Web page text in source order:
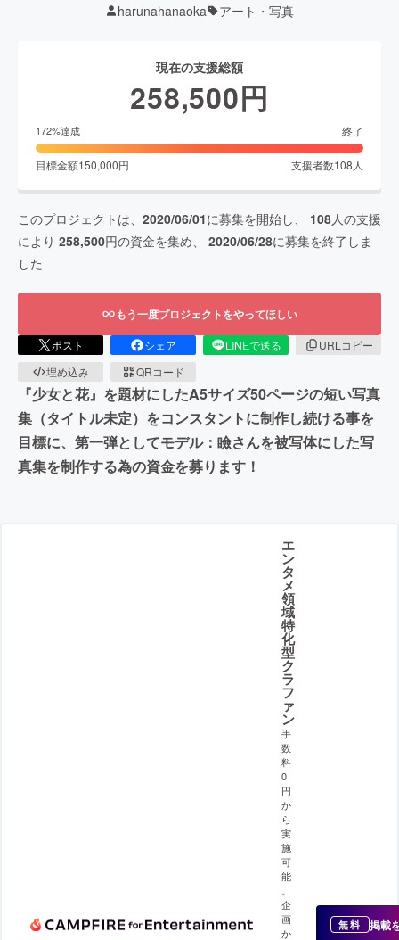
harunahanaoka アート・写真
現在の支援総額
258,500円
172%達成 終了
目標金額150,000円 支援者数108 人
このプロジェクトは、 2020/06/01に募集を開始し、 108人の支援
により 258,500円の資金を集め、 2020/06/28に募集を終了しま
した
もう一度プロジェクトをやってほしい
ポスト シェア LINEで送る
URLコピー
埋め込み
QRコード
『少女と花』を題材にしたA5サイズ50ページの短い写真
集（タイトル未定）をコンスタントに制作し続ける事を
目標に、第一弾としてモデル：瞼さんを被写体にした写
真集を制作する為の資金を募ります！
エ
ン
タ
メ
領
域
特
化
型
ク
ラ
フ
ァ
ン
手
数
料
0
円
か
ら
実
施
可
能
企
画
か
無料 掲載